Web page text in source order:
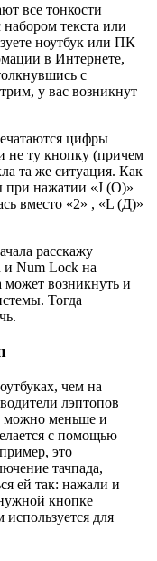
все тонкости
текста или
ноутбук или ПК
в Интернете,
с
у вас возникнут
цифры
не ту кнопку (причем
та же ситуация. Как
при нажатии «J (О)»
вместо «2» , «L (Д)»
расскажу
и Num Lock на
может возникнуть и
Тогда
чем на
лэптопов
можно меньше и
с помощью
это
тачпада,
ей так: нажали и
кнопке
для